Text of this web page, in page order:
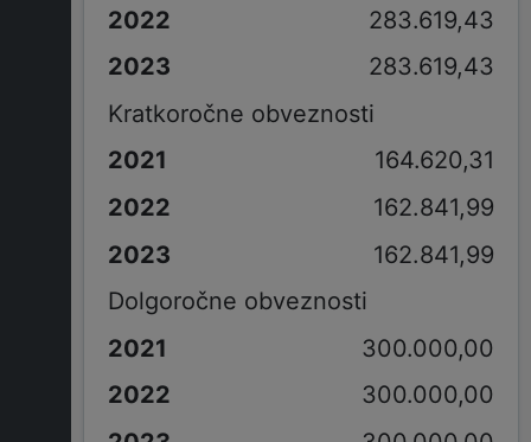
283.619,43
283.619,43
Kratkoročne obveznosti
164.620,31
162.841,99
162.841,99
Dolgoročne obveznosti
300.000,00
300.000,00